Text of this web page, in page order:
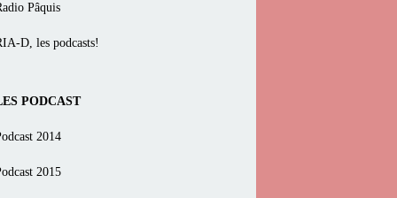
Pâquis
D, les podcasts!
PODCAST
2014
2015